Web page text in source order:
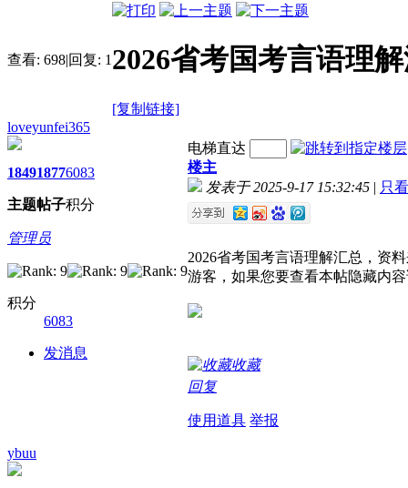
查看: 698|回复: 1 2026省考国考言语理
[复制链接]
loveyunfei365
1849
主题
1877
帖子
6083
积分
管理员
积分
6083
发消息
电梯直达
楼主
发表于 2025-9-17 15:32:45 | 只
2026省考国考言语理解汇总，资
游客，如果您要查看本帖隐藏内
收藏
回复
使用道具 举报
ybuu